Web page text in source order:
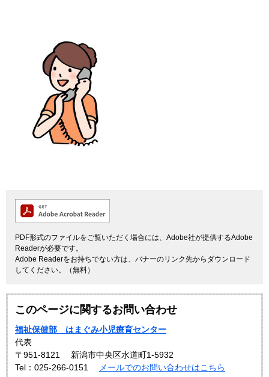
PDF形式のファイルをご覧いただく場合には、Adobe社が提供するAdobe
Readerが必要です。
Adobe Readerをお持ちでない方は、バナーのリンク先からダウンロード
してください。（無料）
このページに関するお問い合わせ
福祉保健部 はまぐみ小児療育センター
代表
〒951-8121
新潟市中央区水道町1-5932
Tel：025-266-0151
メールでのお問い合わせはこちら